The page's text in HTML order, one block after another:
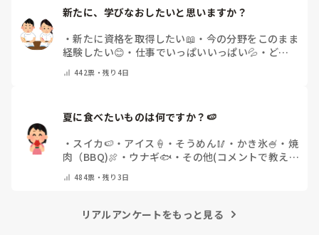
新たに、学びなおしたいと思いますか？
・新たに資格を取得したい📖 ・ 今の分野をこのまま
経験したい😊 ・ 仕事でいっぱいいっぱい💦 ・ どん
教えてください）
442票・残り4日
夏に食べたいものは何ですか？🍉
・ スイカ🍉 ・ アイス🍦 ・ そうめん🥢 ・ かき氷🍧 ・ 焼
肉（BBQ)🍖 ・ ウナギ🐟 ・ その他(コメントで教え
484票・残り3日
リアルアンケートをもっと見る